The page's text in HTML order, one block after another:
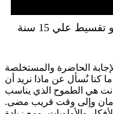
الحاضرة والمستخلصة
كنا نُسأل عن ماذا نريد أن
هي الطموح الذي يناسب
وإلى وقت قريب مضى.